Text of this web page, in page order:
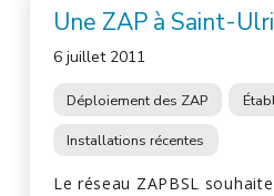
Une ZAP à Saint-
6 juillet 2011
Déploiement des ZAP
Installations récentes
Le réseau ZAPBSL